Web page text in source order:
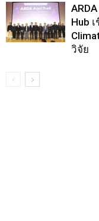
Hub
วิจัย